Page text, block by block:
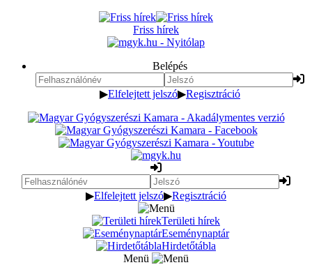
Friss hírek
Belépés
▶Elfelejtett jelszó▶Regisztráció
▶Elfelejtett jelszó▶Regisztráció
Területi hírek
Eseménynaptár
Hirdetőtábla
Menü